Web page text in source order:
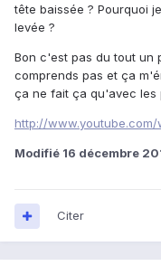
tête baissée ? Pourquoi
levée ?
Bon c'est pas du tout un
comprends pas et ça
ça ne fait ça qu'avec les
http://www.youtube.com/
Modifié 16 décembre
Citer